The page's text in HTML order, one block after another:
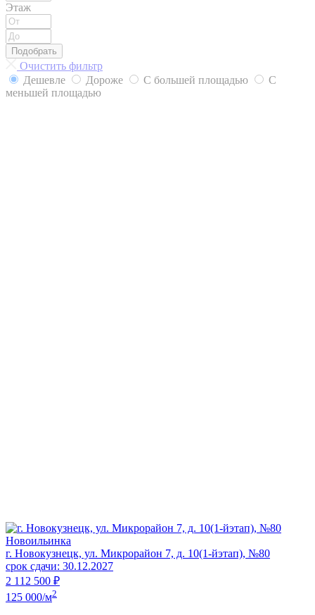
Этаж
Подобрать
Очистить фильтр
Дешевле
Дороже С большей площадью
С
меньшей площадью
Новоильинка
г. Новокузнецк, ул. Микрорайон 7, д. 10(1-йэтап), №80
срок сдачи: 30.12.2027
2 112 500 ₽
125 000/м2